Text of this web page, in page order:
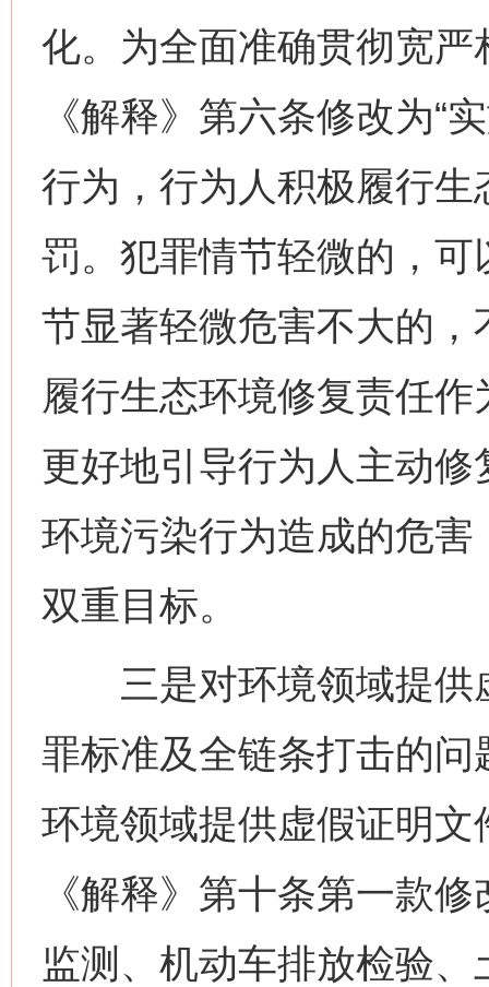
化。为全面准确贯彻宽
《解释》第六条修改为“
行为，行为人积极履行
罚。犯罪情节轻微的，
节显著轻微危害不大的，
履行生态环境修复责任
更好地引导行为人主动
环境污染行为造成的危害
双重目标。
三是对环境领域提供
罪标准及全链条打击的
环境领域提供虚假证明
《解释》第十条第一款
监测、机动车排放检验